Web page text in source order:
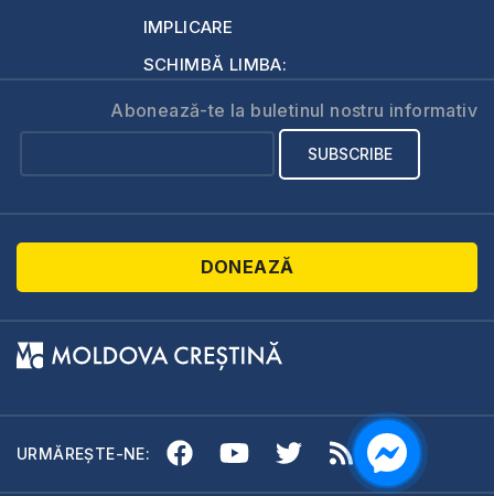
IMPLICARE
SCHIMBĂ LIMBA:
Abonează-te la buletinul nostru informativ
DONEAZĂ
URMĂREȘTE-NE: